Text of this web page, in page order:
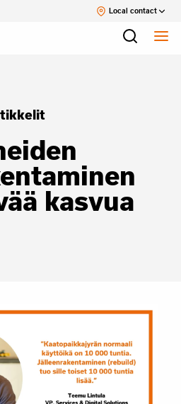
Local contact
kasvua